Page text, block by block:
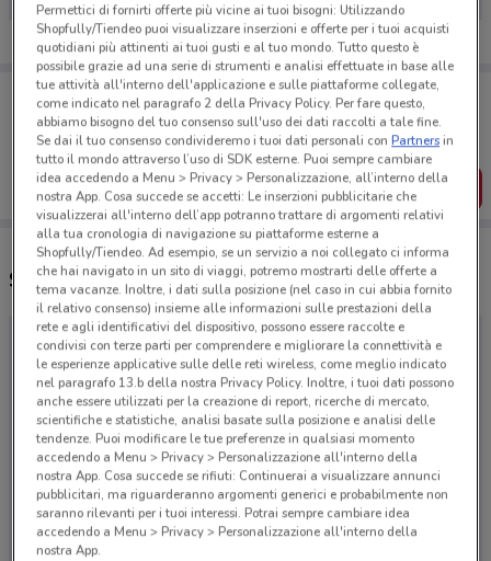
Porta DoveConviene sempre con te!
Puoi trovare le migliori offerte dei negozi vicino a te,
salvarle e creare la tua lista del risparmio, comodamente
dal tuo cellulare.
SCARICA L’APP
Supermercati Prix e orari
Permettici di fornirti offerte più vicine ai tuoi bisogni: Utilizzando
Shopfully/Tiendeo puoi visualizzare inserzioni e offerte per i tuoi acquisti
quotidiani più attinenti ai tuoi gusti e al tuo mondo. Tutto questo è
possibile grazie ad una serie di strumenti e analisi effettuate in base alle
tue attività all'interno dell'applicazione e sulle piattaforme collegate,
come indicato nel paragrafo 2 della Privacy Policy. Per fare questo,
abbiamo bisogno del tuo consenso sull'uso dei dati raccolti a tale fine.
Se dai il tuo consenso condivideremo i tuoi dati personali conPartnersin
tutto il mondo attraverso l’uso di SDK esterne. Puoi sempre cambiare
idea accedendo a Menu > Privacy > Personalizzazione, all’interno della
nostra App. Cosa succede se accetti: Le inserzioni pubblicitarie che
visualizzerai all'interno dell’app potranno trattare di argomenti relativi
alla tua cronologia di navigazione su piattaforme esterne a
Shopfully/Tiendeo. Ad esempio, se un servizio a noi collegato ci informa
che hai navigato in un sito di viaggi, potremo mostrarti delle offerte a
tema vacanze. Inoltre, i dati sulla posizione (nel caso in cui abbia fornito
il relativo consenso) insieme alle informazioni sulle prestazioni della
rete e agli identificativi del dispositivo, possono essere raccolte e
condivisi con terze parti per comprendere e migliorare la connettività e
le esperienze applicative sulle delle reti wireless, come meglio indicato
nel paragrafo 13.b della nostra Privacy Policy. Inoltre, i tuoi dati possono
anche essere utilizzati per la creazione di report, ricerche di mercato,
scientifiche e statistiche, analisi basate sulla posizione e analisi delle
tendenze. Puoi modificare le tue preferenze in qualsiasi momento
accedendo a Menu > Privacy > Personalizzazione all'interno della
nostra App. Cosa succede se rifiuti: Continuerai a visualizzare annunci
pubblicitari, ma riguarderanno argomenti generici e probabilmente non
saranno rilevanti per i tuoi interessi. Potrai sempre cambiare idea
accedendo a Menu > Privacy > Personalizzazione all'interno della
nostra App.